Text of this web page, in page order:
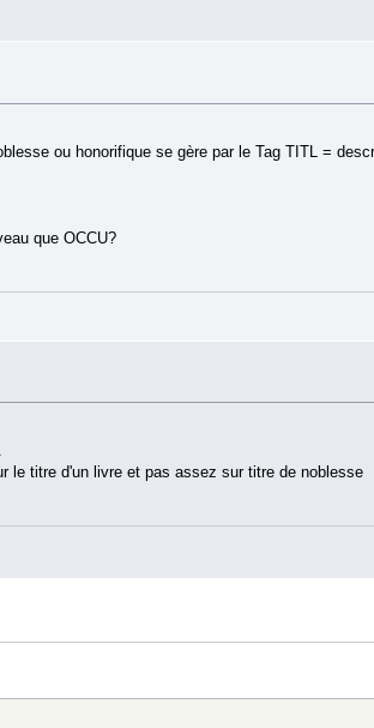
ou honorifique se gère par le Tag TITL =
que OCCU?
le titre d'un livre et pas assez sur titre de noblesse